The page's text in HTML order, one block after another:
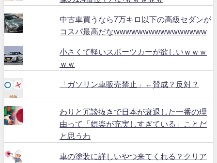
中古車買うなら7万キロ以下の高級セダンが
コスパ最高だなwwwwwwwwwwwwwwww
小さくて軽いスポーツカーが欲しいｗｗｗ
ｗｗ
「ガソリン車販売禁止」←賛成？反対？
わりと冗談抜きで日本が衰退した一番の理
由って「娯楽が充実しすぎている」ことだ
と思うわ
車の塗装に詳しいやつ来てくれる？クリア